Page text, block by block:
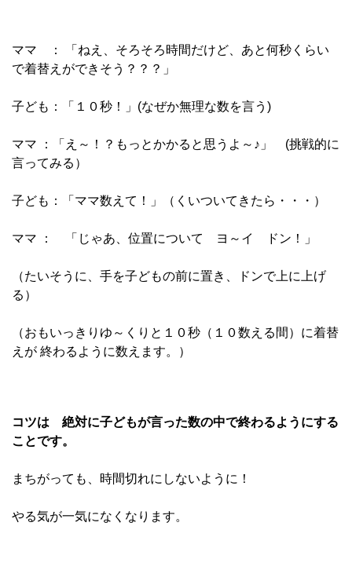
ママ ： 「ねえ、そろそろ時間だけど、あと何秒くらい
で着替えができそう？？？」
子ども：「１０秒！」(なぜか無理な数を言う)
ママ ：「え～！？もっとかかると思うよ～♪」 (挑戦的に
言ってみる）
子ども：「ママ数えて！」（くいついてきたら・・・）
ママ ： 「じゃあ、位置について ヨ～イ ドン！」
（たいそうに、手を子どもの前に置き、ドンで上に上げ
る）
（おもいっきりゆ～くりと１０秒（１０数える間）に着替
えが 終わるように数えます。）
コツは 絶対に子どもが言った数の中で終わるようにする
ことです。
まちがっても、時間切れにしないように！
やる気が一気になくなります。